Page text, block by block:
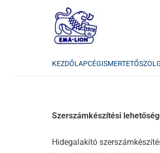
KEZDŐLAPCÉGISMERTETŐ
Szerszámkészítési
Hidegalakító